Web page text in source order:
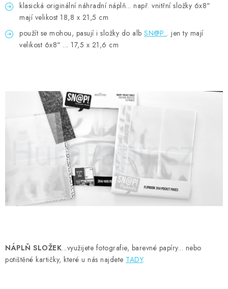
klasická originální náhradní náplň... např. vnitřní složky 6x8"
mají velikost 18,8 x 21,5 cm
použít se mohou, pasují i složky do alb SN@P... jen ty mají
velikost 6x8" ... 17,5 x 21,6 cm
NÁPLŇ SLOŽEK...využijete fotografie, barevné papíry... nebo
potištěné kartičky, které u nás najdete TADY.